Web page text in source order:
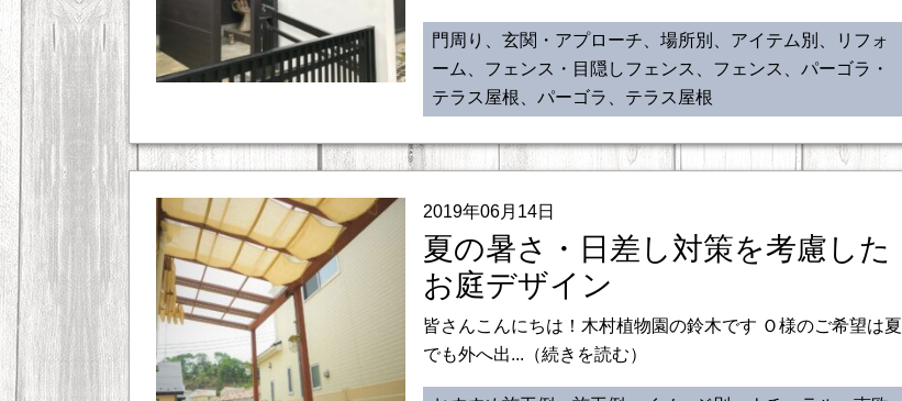
門周り、玄関・アプローチ、場所別、アイテム別、リフォ
ーム、フェンス・目隠しフェンス、フェンス、パーゴラ・
テラス屋根、パーゴラ、テラス屋根
2019年06月14日
夏の暑さ・日差し対策を考慮した
お庭デザイン
皆さんこんにちは！木村植物園の鈴木です Ｏ様のご希望は夏
でも外へ出...（続きを読む）